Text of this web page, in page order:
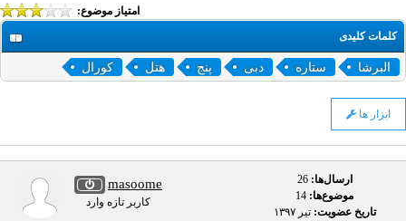
امتیاز موضوع:
کلمات کلیدی
البرشا ستاره دبی پنج هتل کورال
ابزار ها
masoome
کاربر تازه وارد
ارسال‌ها:26
موضوع‌ها:
تاریخ عضویت:تير ۱۳۹۷